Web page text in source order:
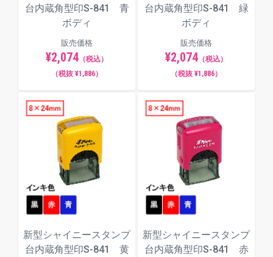
台内蔵角型印S-841 青
ボディ
販売価格
¥2,074 （税込）
（税抜 ¥1,886）
台内蔵角型印S-841 緑
ボディ
販売価格
¥2,074 （税込）
（税抜 ¥1,886）
新型シャイニースタンプ
台内蔵角型印S-841 黄
新型シャイニースタンプ
台内蔵角型印S-841 赤